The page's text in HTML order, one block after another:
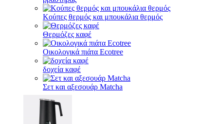
Κούπες θερμός και μπουκάλια θερμός
Θερμόζες καφέ
Οικολογικά πιάτα Ecotree
δοχεία καφέ
Σετ και αξεσουάρ Matcha